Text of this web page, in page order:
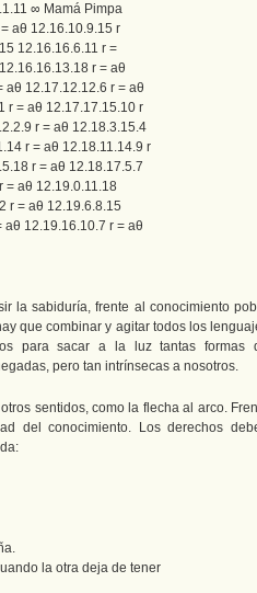
∞ Mamá Pimpa
aθ 12.16.10.9.15 r
12.16.16.6.11 r =
r = aθ
aθ 12.17.12.12.6 r = aθ
r = aθ 12.17.17.15.10 r
r = aθ 12.18.3.15.4
r = aθ 12.18.11.14.9 r
r = aθ 12.18.17.5.7
aθ 12.19.0.11.18
r = aθ 12.19.6.8.15
aθ 12.19.16.10.7 r = aθ
la sabiduría, frente al conocimiento
que combinar y agitar todos los
para sacar a la luz tantas formas
pero tan intrínsecas a nosotros.
sentidos, como la flecha al arco.
del conocimiento. Los derechos
la otra deja de tener